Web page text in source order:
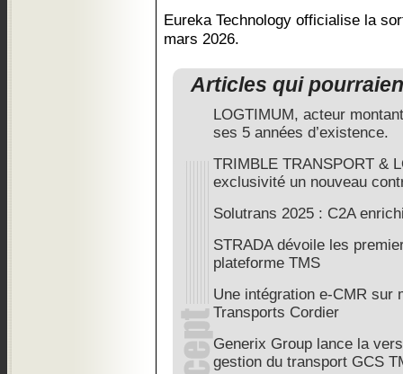
Eureka Technology officialise la
mars 2026.
Articles qui
LOGTIMUM, acteur
ses 5 années d’existence.
TRIMBLE TRANSPORT &
exclusivité un nouveau
Solutrans 2025 : C2A
STRADA dévoile les
plateforme TMS
Une intégration e-CMR sur
Transports Cordier
Generix Group lance la
gestion du transport GCS